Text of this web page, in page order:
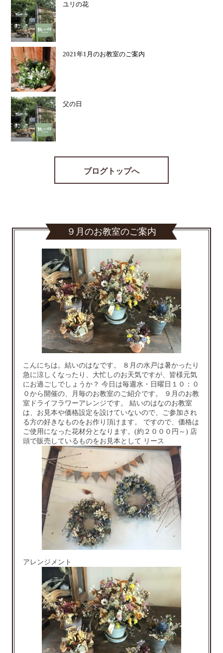
ユリの花
2021年1月のお教室のご案内
父の日
ブログトップへ
９月のお教室のご案内
こんにちは。結いのはなです。 ８月の水戸は暑かったり
急に涼しくなったり、大忙しのお天気ですが、皆様元気
にお過ごしでしょうか？ 今日は毎週水・日曜日１０：０
０から開催の、月毎のお教室のご紹介です。 ９月のお教
室ドライフラワーアレンジです。 結いのはなのお教室
は、お見本や価格設定を設けていないので、ご参加され
る方の好きなものをお作り頂けます。 ですので、価格は
ご使用になった花材分となります。(約２０００円～) 店
頭で販売しているものをお見本として リース
アレンジメント